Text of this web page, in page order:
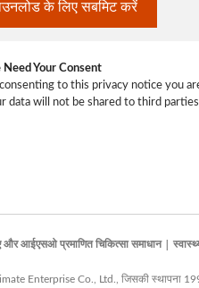
Need Your Consent
to this privacy notice you
data will not be shared to third
और आईएसओ प्रमाणित चिकित्सा समाधान |
Enterprise Co., Ltd., जिसकी स्थापना 1998